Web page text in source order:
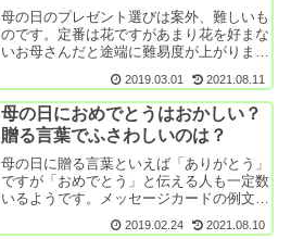
母の日のプレゼント選びは案外、難しいも
のです。定番は花ですがあまり花を好まな
いお母さんだと途端に難易度が上がります
て好きに使ってもらおう。下手にいらない
ものをあげるよりは現金のほうがいいよう
な気もします...
2019.03.01 2021.08.11
母の日におめでとうはおかしい？
贈る言葉でふさわしいのは？
母の日に贈る言葉といえば「ありがとう」
ですが「おめでとう」と伝える人も一定数
いるようです。メッセージカードの例文集
こともありますね。悪い言葉ではないけど
2019.02.24 2021.08.10